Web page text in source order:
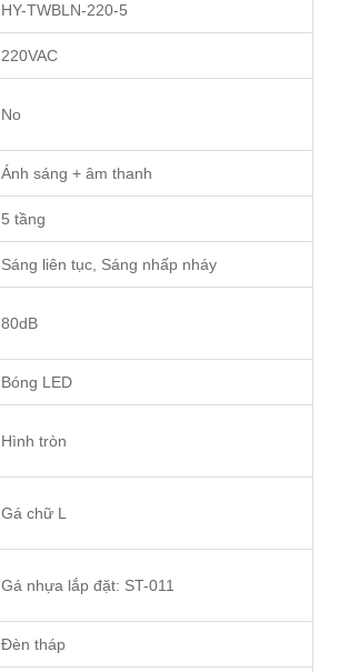
HY-TWBLN-220-5
220VAC
No
Ánh sáng + âm thanh
5 tầng
Sáng liên tục, Sáng nhấp nháy
80dB
Bóng LED
Hình tròn
Gá chữ L
Gá nhựa lắp đặt: ST-011
Đèn tháp